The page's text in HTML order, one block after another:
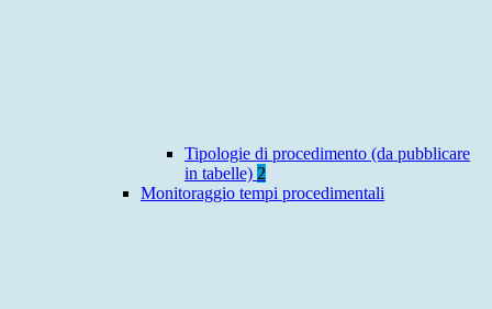
Tipologie di procedimento (da pubblicare
in tabelle) 2
Monitoraggio tempi procedimentali